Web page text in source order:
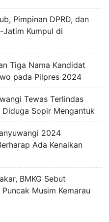
Pimpinan DPRD, dan
Jatim Kumpul di
Tiga Nama Kandidat
pada Pilpres 2024
Tewas Terlindas
Diduga Sopir Mengantuk
2024
Ada Kenaikan
BMKG Sebut
Musim Kemarau